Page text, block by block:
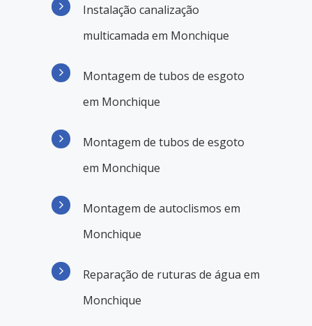
Instalação canalização
multicamada em Monchique
Montagem de tubos de esgoto
em Monchique
Montagem de tubos de esgoto
em Monchique
Montagem de autoclismos em
Monchique
Reparação de ruturas de água em
Monchique